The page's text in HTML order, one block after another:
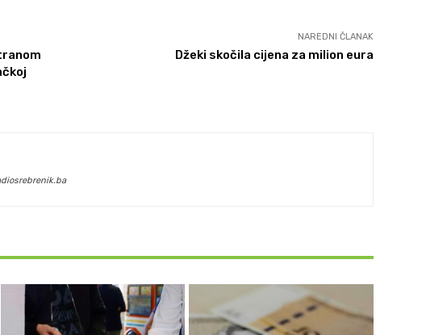
NAREDNI ČLANAK
Džeki skočila cijena za milion eura